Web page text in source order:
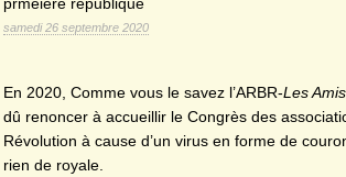
samedi 26 septembre 2020
En 2020, Comme vous le savez l’ARBR-Les
dû renoncer à accueillir le Congrès des
Révolution à cause d’un virus en forme de
rien de royale.